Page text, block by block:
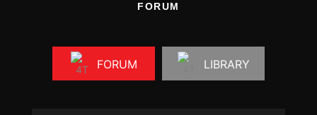
FORUM
FORUM LIBRARY